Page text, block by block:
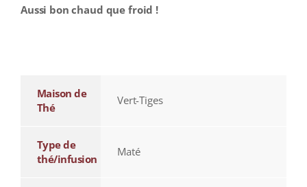
Aussi bon chaud que froid !
Maison de
Thé
Vert-Tiges
Type de
thé/infusion
Maté